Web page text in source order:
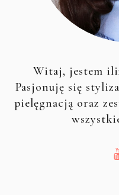
Witaj, jestem
Pasjonuję się
pielęgnacją oraz